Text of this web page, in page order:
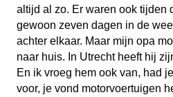
altijd al zo. Er waren ook tijden
gewoon zeven dagen in de
achter elkaar. Maar mijn opa
naar huis. In Utrecht heeft hij
En ik vroeg hem ook van, had
voor, je vond motorvoertuigen